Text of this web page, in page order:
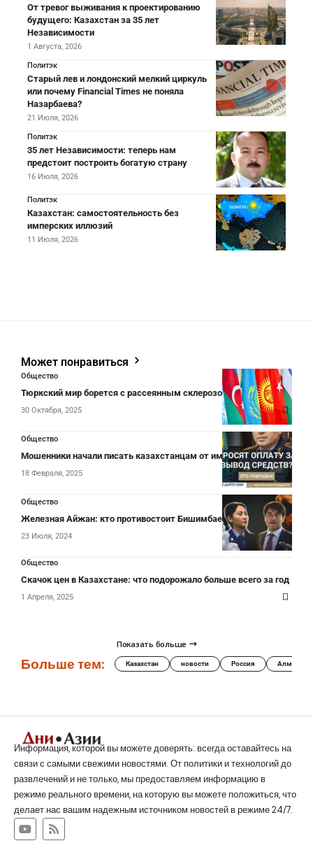
От тревог выживания к проектированию
будущего: Казахстан за 35 лет
Независимости
1 Августа, 2026
Политэк
Старый лев и лондонский мелкий циркуль
или почему Financial Times не поняла
Назарбаева?
21 Июля, 2026
Политэк
35 лет Независимости: теперь нам
предстоит построить богатую страну
16 Июля, 2026
Политэк
Казахстан: самостоятельность без
имперских иллюзий
11 Июля, 2026
Может понравиться
Общество
Тюркский мир борется с рассеянным склерозом
30 Октября, 2025
Общество
Мошенники начали писать казахстанцам от имени главы МВД
18 Февраля, 2025
Общество
Железная Айжан: кто противостоит Бишимбаеву
23 Июля, 2024
Общество
Скачок цен в Казахстане: что подорожало больше всего за год
1 Апреля, 2025
Показать больше
Больше тем: Казахстан новости Россия Алматы
Информация, которой вы можете доверять: всегда оставайтесь на
связи с самыми свежими новостями. От политики и технологий до
развлечений и не только, мы предоставляем информацию в
режиме реального времени, на которую вы можете положиться, что
делает нас вашим надежным источником новостей в режиме 24/7.